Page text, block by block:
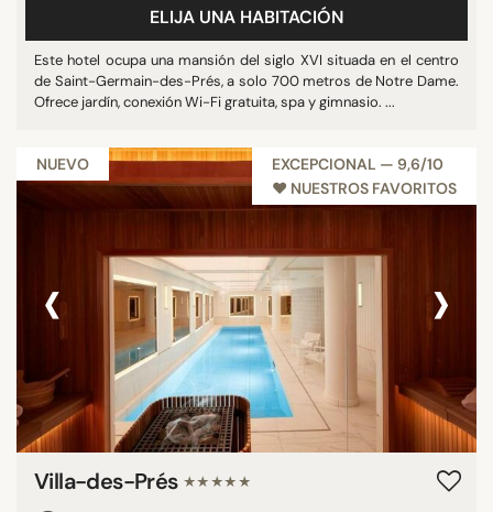
ELIJA UNA HABITACIÓN
Este hotel ocupa una mansión del siglo XVI situada en el centro
de Saint-Germain-des-Prés, a solo 700 metros de Notre Dame.
Ofrece jardín, conexión Wi-Fi gratuita, spa y gimnasio. ...
NUEVO
EXCEPCIONAL — 9,6/10
♥︎ NUESTROS FAVORITOS
‹ ›
Villa-des-Prés ★★★★★